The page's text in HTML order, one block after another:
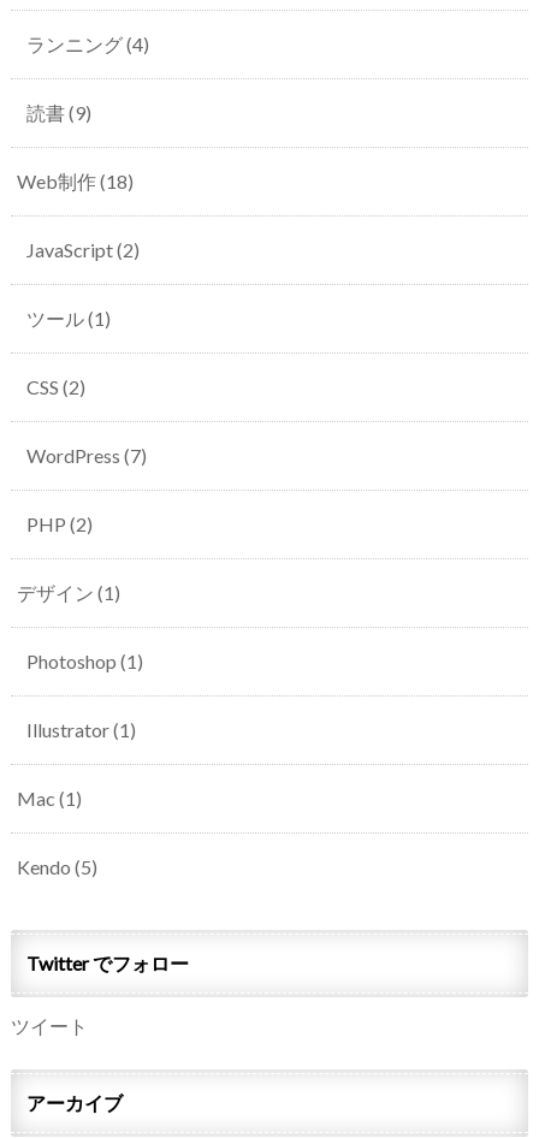
ランニング(4)
読書(9)
Web制作(18)
JavaScript(2)
ツール(1)
CSS (2)
WordPress (7)
PHP (2)
デザイン (1)
Photoshop (1)
Illustrator(1)
Mac (1)
Kendo (5)
Twitter でフォロー
ツイート
アーカイブ